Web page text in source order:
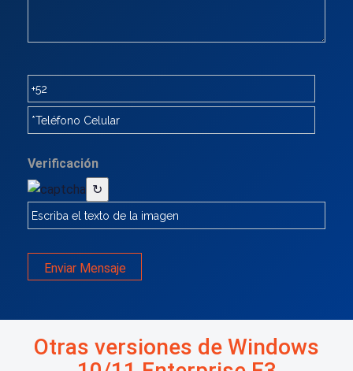
Verificación
↻
Enviar Mensaje
Otras versiones de Windows